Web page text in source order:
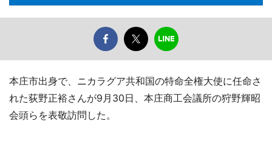
本庄市出身で、ニカラグア共和国の特命全権大使に任命さ
れた荻野正裕さんが9月30日、本庄商工会議所の狩野輝昭
会頭らを表敬訪問した。